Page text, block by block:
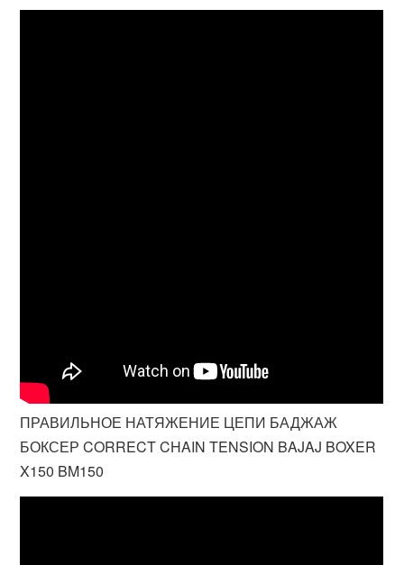
ПРАВИЛЬНОЕ НАТЯЖЕНИЕ ЦЕПИ БАДЖАЖ
БОКСЕР CORRECT CHAIN TENSION BAJAJ BOXER
X150 BM150